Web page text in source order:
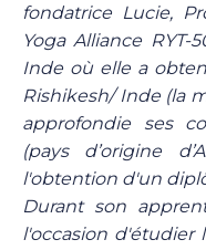
fondatrice Lucie,
Yoga Alliance
Inde où elle a
Rishikesh/ Inde (la
approfondie ses
(pays d’origine
l'obtention d'un
Durant son
l'occasion d'étudier